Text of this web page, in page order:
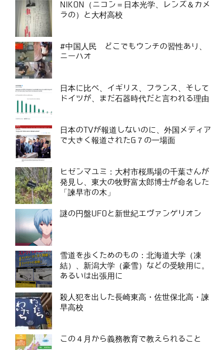
NIKON（ニコン＝日本光学、レンズ＆カメ
ラの）と大村高校
#中国人民 どこでもウンチの習性あり、
ニーハオ
日本に比べ、イギリス、フランス、そして
ドイツが、まだ石器時代だと言われる理由
日本のTVが報道しないのに、外国メディア
で大きく報道されたG７の一場面
ヒゼンマユミ：大村市桜馬場の千葉さんが
発見し、東大の牧野富太郎博士が命名した
「諫早市の木」
謎の円盤UFOと新世紀エヴァンゲリオン
雪道を歩くためのもの：北海道大学（凍
結）、新潟大学（豪雪）などの受験用に。
あるいは出張用に
殺人犯を出した長崎東高・佐世保北高・諫
早高校
この４月から義務教育で教えられること